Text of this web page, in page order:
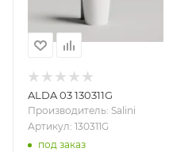
ALDA 03 130311G
Производитель: Salini
Артикул: 130311G
под заказ